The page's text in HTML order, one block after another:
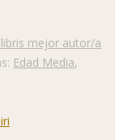
mejor autor/a
Edad Media,